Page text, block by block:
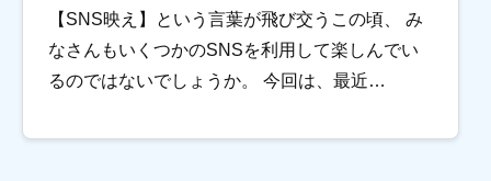
【SNS映え】という言葉が飛び交うこの頃、 み
なさんもいくつかのSNSを利用して楽しんでい
るのではないでしょうか。 今回は、最近
ねて、 ”インスタ映え”する水槽レイアウ […]